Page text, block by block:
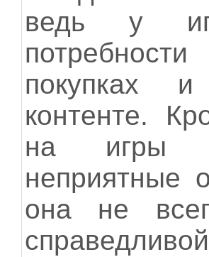
ведь у
покупках и
контенте.
на игры
неприятные
она не